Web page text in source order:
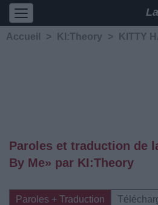
Accueil > KI:Theory > KITTY
Paroles et traduction de
By Me» par KI:Theory
Paroles + Traduction